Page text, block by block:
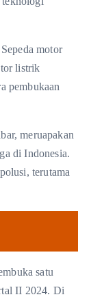
motor
listrik
pembukaan
meruapakan
di Indonesia.
terutama
satu
II 2024. Di